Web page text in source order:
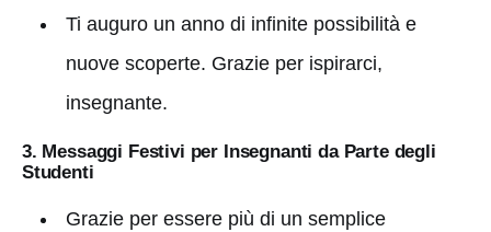
Ti auguro un anno di infinite possibilità e
nuove scoperte. Grazie per ispirarci,
insegnante.
3. Messaggi Festivi per Insegnanti da Parte degli
Studenti
Grazie per essere più di un semplice